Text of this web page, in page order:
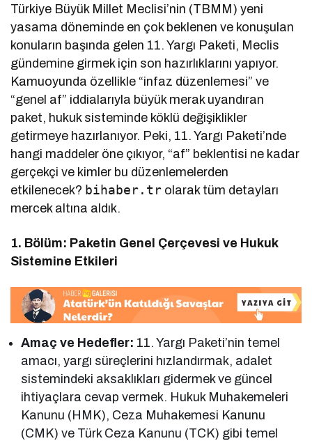
Türkiye Büyük Millet Meclisi’nin (TBMM) yeni
yasama döneminde en çok beklenen ve konuşulan
konuların başında gelen 11. Yargı Paketi, Meclis
gündemine girmek için son hazırlıklarını yapıyor.
Kamuoyunda özellikle “infaz düzenlemesi” ve
“genel af” iddialarıyla büyük merak uyandıran
paket, hukuk sisteminde köklü değişiklikler
getirmeye hazırlanıyor. Peki, 11. Yargı Paketi’nde
hangi maddeler öne çıkıyor, “af” beklentisi ne kadar
gerçekçi ve kimler bu düzenlemelerden
etkilenecek? bihaber.tr olarak tüm detayları
mercek altına aldık.
1. Bölüm: Paketin Genel Çerçevesi ve Hukuk
Sistemine Etkileri
Amaç ve Hedefler: 11. Yargı Paketi’nin temel
amacı, yargı süreçlerini hızlandırmak, adalet
sistemindeki aksaklıkları gidermek ve güncel
ihtiyaçlara cevap vermek. Hukuk Muhakemeleri
Kanunu (HMK), Ceza Muhakemesi Kanunu
(CMK) ve Türk Ceza Kanunu (TCK) gibi temel